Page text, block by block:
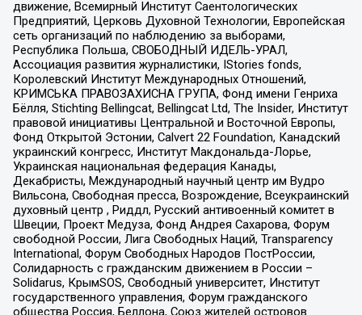
движение, Всемирный Институт Саентологических
Предприятий, Церковь Духовной Технологии, Европейская
сеть организаций по наблюдению за выборами,
Республика Польша, СВОБОДНЫЙ ИДЕЛЬ-УРАЛ,
Ассоциация развития журналистики, IStories fonds,
Королевский Институт Международных Отношений,
КРИМСЬКА ПРАВОЗАХИСНА ГРУПА, Фонд имени Генриха
Бёлля, Stichting Bellingcat, Bellingcat Ltd, The Insider, Институт
правовой инициативы Центральной и Восточной Европы,
Фонд Открытой Эстонии, Calvert 22 Foundation, Канадский
украинский конгресс, Институт Макдональда-Лорье,
Украинская национальная федерация Канады,
Декабристы, Международный научный центр им Вудро
Вильсона, Свободная пресса, Возрождение, Всеукраинский
духовный центр , Риддл, Русский антивоенный комитет в
Швеции, Проект Медуза, Фонд Андрея Сахарова, Форум
свободной России, Лига Свободных Наций, Transparеncy
International, Форум Свободных Народов ПостРоссии,
Солидарность с гражданским движением в России –
Solidarus, КрымSOS, Свободный университет, Институт
государственного управления, Форум гражданского
общества Россия, Беллона, Союз жителей островов